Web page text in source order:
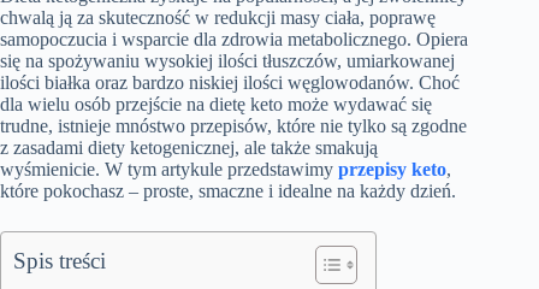
chwalą ją za skuteczność w redukcji masy ciała, poprawę
samopoczucia i wsparcie dla zdrowia metabolicznego. Opiera
się na spożywaniu wysokiej ilości tłuszczów, umiarkowanej
ilości białka oraz bardzo niskiej ilości węglowodanów. Choć
dla wielu osób przejście na dietę keto może wydawać się
trudne, istnieje mnóstwo przepisów, które nie tylko są zgodne
z zasadami diety ketogenicznej, ale także smakują
wyśmienicie. W tym artykule przedstawimy przepisy keto,
które pokochasz – proste, smaczne i idealne na każdy dzień.
Spis treści